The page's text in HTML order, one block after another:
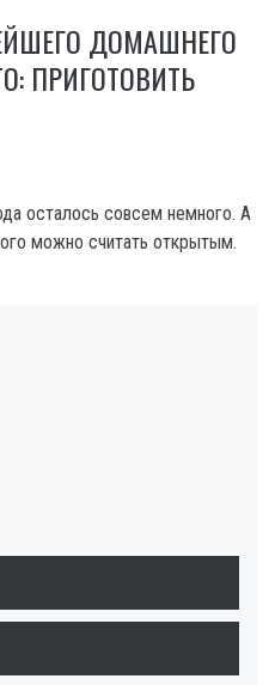
ДОМАШНЕГО
ПРИГОТОВИТЬ
осталось совсем немного. А
можно считать открытым.